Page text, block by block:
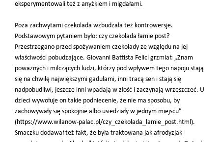
eksperymentowali też z anyżkiem i migdałami.
Poza zachwytami czekolada wzbudzała też kontrowersje.
Podstawowym pytaniem było: czy czekolada łamie post?
Przestrzegano przed spożywaniem czekolady ze względu na jej
właściwości pobudzające. Giovanni Battista Felici grzmiał: „Znam
poważnych i milczących ludzi, którzy pod wpływem tego napoju stają
się na chwilę największymi gadułami, inni tracą sen i stają się
nadpobudliwi, jeszcze inni wpadają w złość i zaczynają wrzeszczeć. U
dzieci wywołuje on takie podniecenie, że nie ma sposobu, by
zachowywały się spokojnie albo usiedziały w jednym miejscu”
(https://www.wilanow-palac.pl/czy_czekolada_lamie_post.html).
Smaczku dodawał też fakt, że była traktowana jak afrodyzjak